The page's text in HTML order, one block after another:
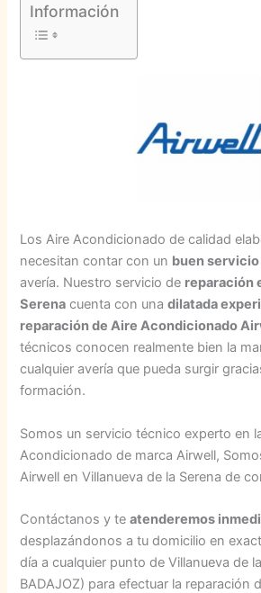
Información
Los Aire Acondicionado de calidad
necesitan contar con un buen
avería. Nuestro servicio de reparación
Serena cuenta con unadilatada
reparación de Aire Acondicionado
técnicos conocen realmente bien la
cualquier avería que pueda surgir
formación.
Somos un servicio técnico experto en
Acondicionado de marca Airwell,
Airwell en Villanueva de la Serena de
Contáctanos y teatenderemos
desplazándonos a tu domicilio en
día a cualquier punto de Villanueva de
BADAJOZ) para efectuar la reparación